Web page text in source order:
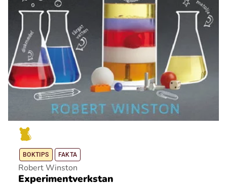
BOKTIPS FAKTA
Robert Winston
Experimentverkstan